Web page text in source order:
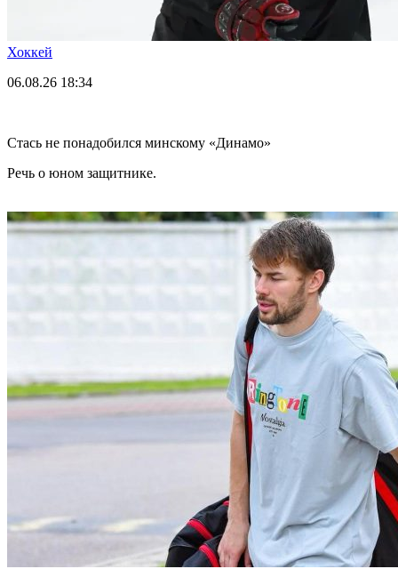
Хоккей
06.08.26 18:34
Стась не понадобился минскому «Динамо»
Речь о юном защитнике.